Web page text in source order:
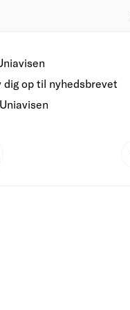
dig op til nyhedsbrevet